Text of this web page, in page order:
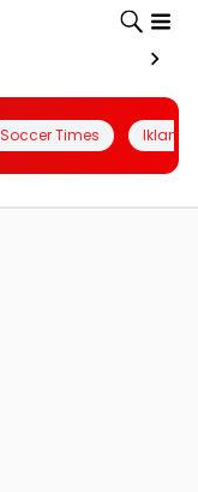
Soccer Times Iklanin